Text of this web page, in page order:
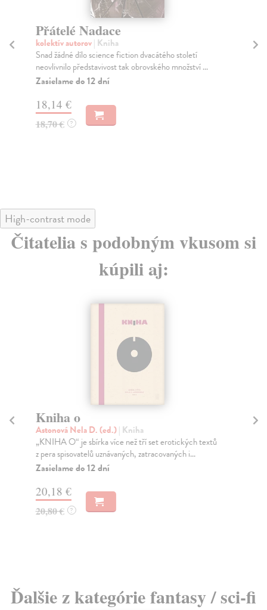
Přátelé Nadace
kolektív autorov| Kniha
Snad žádné dílo science fiction dvacátého století
neovlivnilo představivost tak obrovského množství ...
Zasielame do 12 dní
18,14 €
18,70 € ?
High-contrast mode
Čitatelia s podobným vkusom si
kúpili aj:
Kniha o
Astonová Nela D. (ed.)| Kniha
„KNIHA O“ je sbírka více než tří set erotických textů
z pera spisovatelů uznávaných, zatracovaných i...
Zasielame do 12 dní
20,18 €
20,80 € ?
Ďalšie z kategórie fantasy / sci-fi